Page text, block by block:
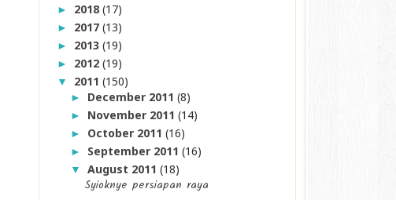
► 2018(17)
► 2017(13)
► 2013(19)
► 2012(19)
▼ 2011(150)
► December 2011(8)
► November 2011(14)
► October 2011(16)
► September 2011(16)
▼August 2011(18)
Syioknye persiapan raya